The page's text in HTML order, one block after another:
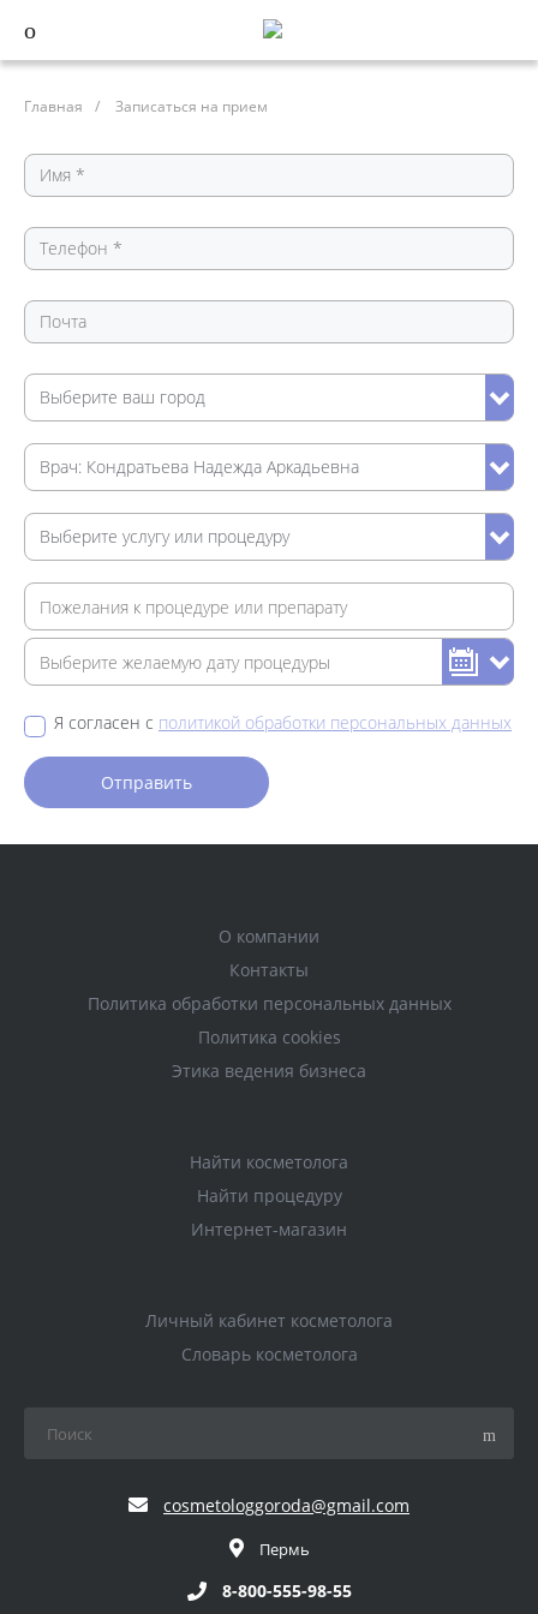
Главная / Записаться на прием
Я согласен с политикой обработки персональных данных
О компании
Контакты
Политика обработки персональных данных
Политика cookies
Этика ведения бизнеса
Найти косметолога
Найти процедуру
Интернет-магазин
Личный кабинет косметолога
Словарь косметолога
cosmetologgoroda@gmail.com
Пермь
8-800-555-98-55